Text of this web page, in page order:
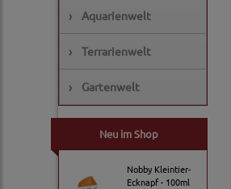
› Aquarienwelt
› Terrarienwelt
› Gartenwelt
Neu im Shop
Nobby Kleintier-
Ecknapf - 100ml